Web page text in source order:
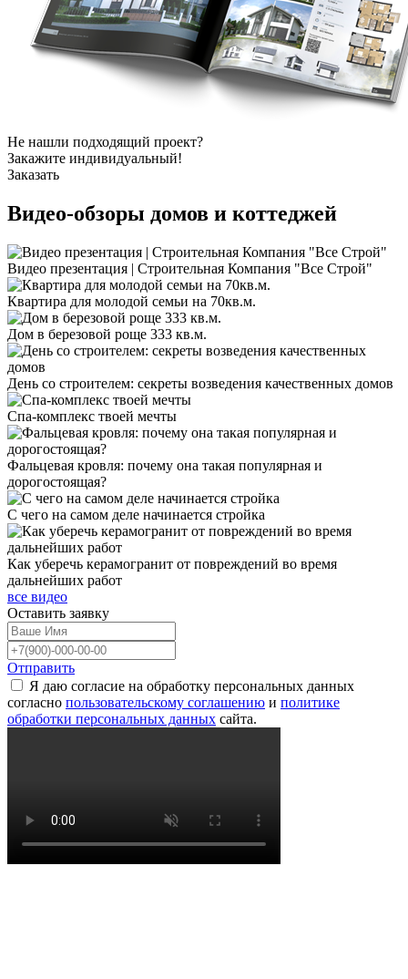
Не нашли подходящий проект?
Закажите индивидуальный!
Заказать
Видео-обзоры домов и коттеджей
Видео презентация | Строительная Компания "Все Строй"
Квартира для молодой семьи на 70кв.м.
Дом в березовой роще 333 кв.м.
День со строителем: секреты возведения качественных домов
Спа-комплекс твоей мечты
Фальцевая кровля: почему она такая популярная и
дорогостоящая?
С чего на самом деле начинается стройка
Как уберечь керамогранит от повреждений во время
дальнейших работ
все видео
Оставить заявку
Отправить
Я даю согласие на обработку персональных данных
согласно пользовательскому соглашению и политике
обработки персональных данных сайта.